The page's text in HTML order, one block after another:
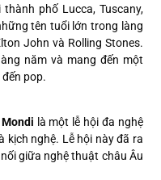
phố Lucca, Tuscany,
tên tuổi lớn trong làng
John và Rolling Stones.
năm và mang đến một
pop.
là một lễ hội đa nghệ
kịch nghệ. Lễ hội này đã ra
giữa nghệ thuật châu Âu